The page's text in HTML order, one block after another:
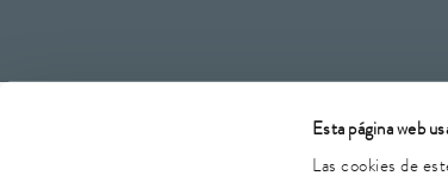
Esta página web
Las cookies de